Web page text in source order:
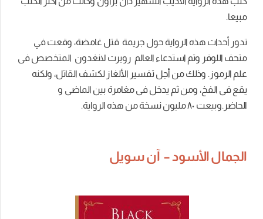
مبيعا.
تدور أحداث هذه الرواية حول جريمة قتل غامضة، وقعت في
متحف اللوفر وتم استدعاء العالم روبرت لانغدون المتخصص فى
علم الرموز. وذلك من أجل تفسير الألغاز لكشف القاتل، ولكنه
يقع فى الفخ، ومن ثم يدخل فى مغامرة بين الماضى و
الحاضر.وبيعت ٨۰ مليون نسخة من هذه الرواية.
الجمال الأسود – آن سويل